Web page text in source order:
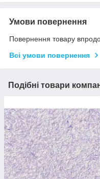
Умови повернення
Повернення товару
Всі умови повернення
Подібні товари